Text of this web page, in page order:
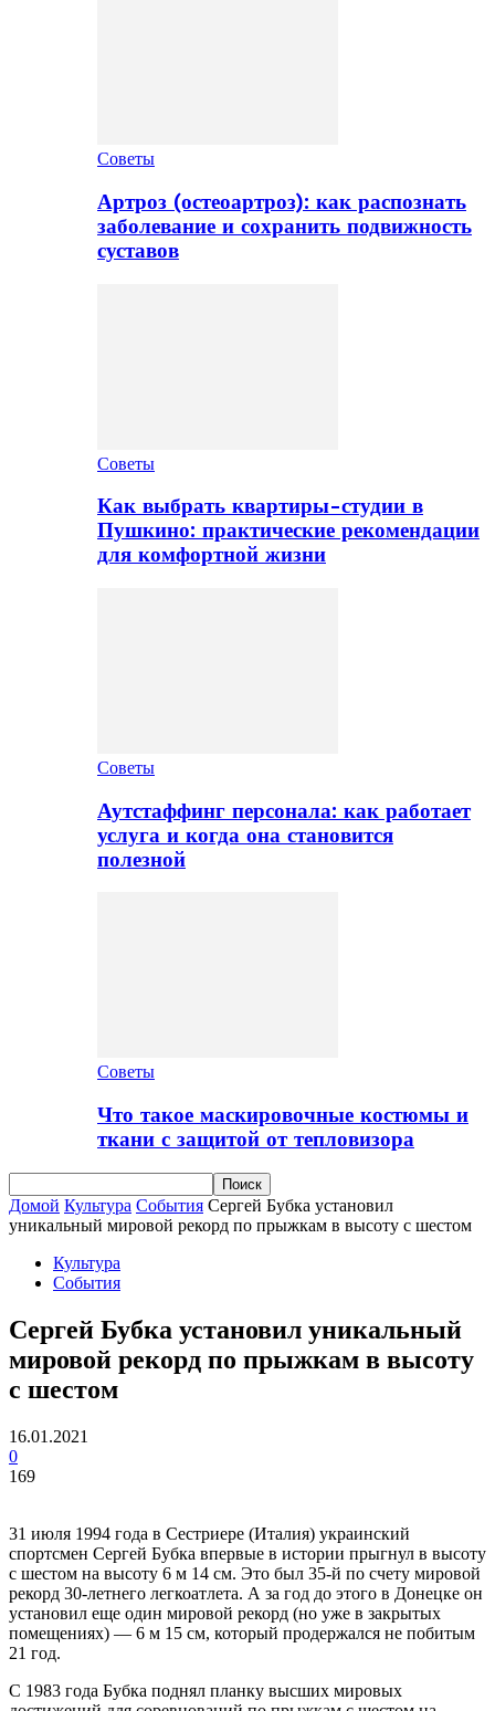
Советы
Артроз (остеоартроз): как распознать
заболевание и сохранить подвижность
суставов
Советы
Как выбрать квартиры-студии в
Пушкино: практические рекомендации
для комфортной жизни
Советы
Аутстаффинг персонала: как работает
услуга и когда она становится
полезной
Советы
Что такое маскировочные костюмы и
ткани с защитой от тепловизора
Домой Культура События Сергей Бубка установил
уникальный мировой рекорд по прыжкам в высоту с шестом
Культура
События
Сергей Бубка установил уникальный
мировой рекорд по прыжкам в высоту
с шестом
16.01.2021
0
169
31 июля 1994 года в Сестриере (Италия) украинский
спортсмен Сергей Бубка впервые в истории прыгнул в высоту
с шестом на высоту 6 м 14 см. Это был 35-й по счету мировой
рекорд 30-летнего легкоатлета. А за год до этого в Донецке он
установил еще один мировой рекорд (но уже в закрытых
помещениях) — 6 м 15 см, который продержался не побитым
21 год.
С 1983 года Бубка поднял планку высших мировых